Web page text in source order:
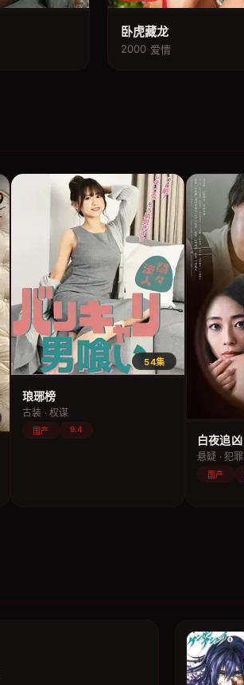
卧虎藏龙
2000·爱情
54集
琅琊榜
古装 · 权谋
国产 9.4
白夜追凶
悬疑 · 犯罪
国产